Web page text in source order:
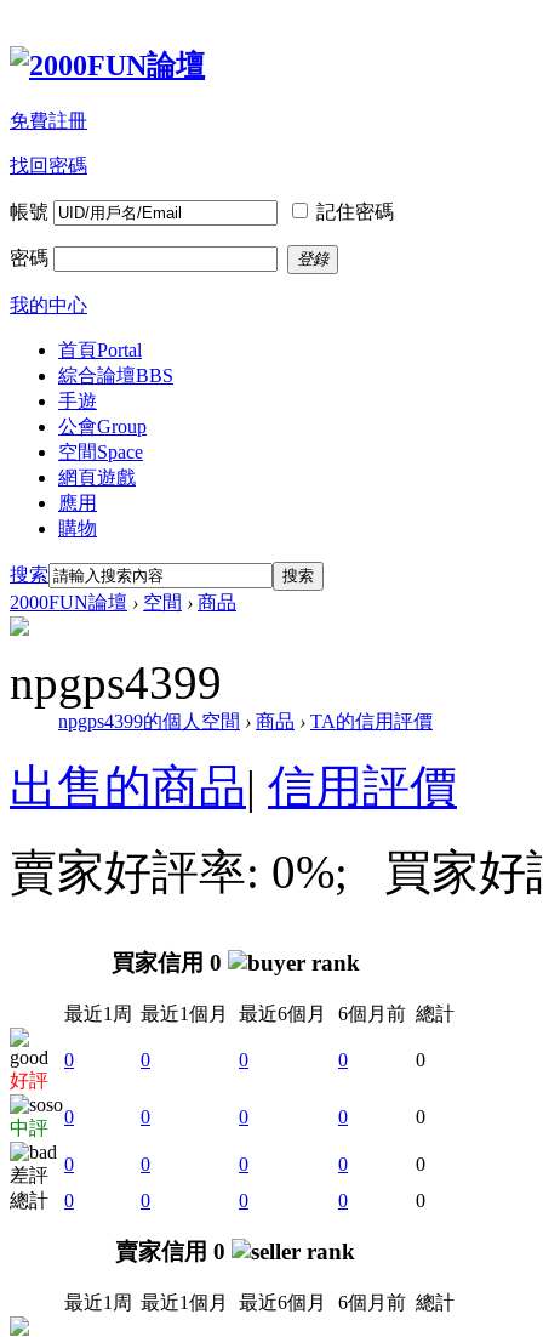
免費註冊
找回密碼
帳號 記住密碼
密碼 登錄
我的中心
首頁Portal
綜合論壇BBS
手遊
公會Group
空間Space
網頁遊戲
應用
購物
搜索 搜索
2000FUN論壇 › 空間 › 商品
npgps4399
npgps4399的個人空間 › 商品 › TA的信用評價
出售的商品| 信用評價
賣家好評率: 0%; 買家好
買家信用 0
最近1周 最近1個月 最近6個月 6個月前 總計
好評
0 0 0 0 0
中評
0 0 0 0 0
差評
0 0 0 0
0
總計
0 0 0 0 0
賣家信用 0
最近1周 最近1個月 最近6個月 6個月前 總計